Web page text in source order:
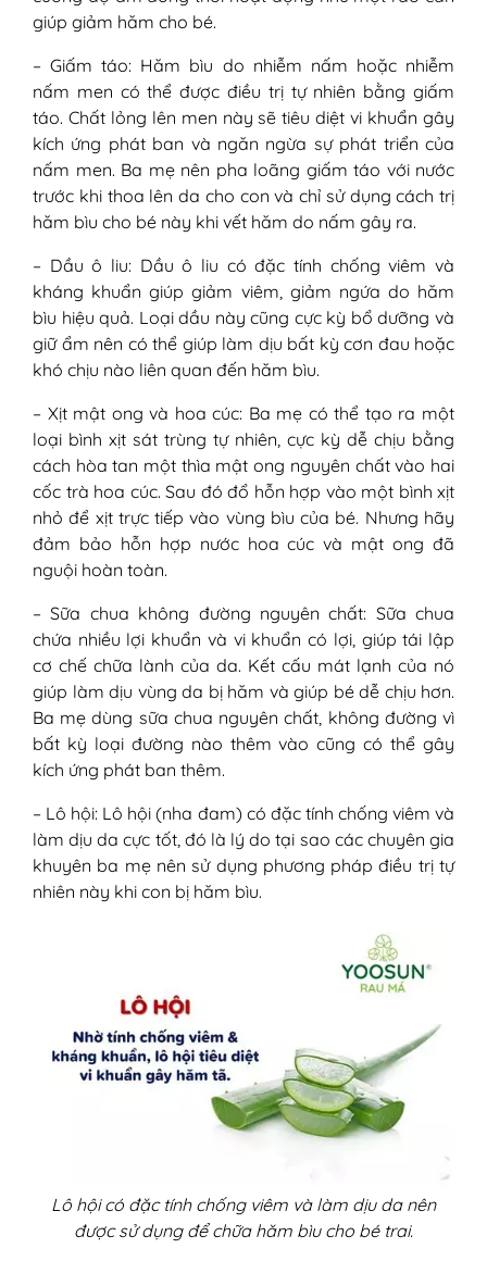
giúp giảm hăm cho bé.
– Giấm táo: Hăm bìu do nhiễm nấm hoặc nhiễm
nấm men có thể được điều trị tự nhiên bằng giấm
táo. Chất lỏng lên men này sẽ tiêu diệt vi khuẩn gây
kích ứng phát ban và ngăn ngừa sự phát triển của
nấm men. Ba mẹ nên pha loãng giấm táo với nước
trước khi thoa lên da cho con và chỉ sử dụng cách trị
hăm bìu cho bé này khi vết hăm do nấm gây ra.
– Dầu ô liu: Dầu ô liu có đặc tính chống viêm và
kháng khuẩn giúp giảm viêm, giảm ngứa do hăm
bìu hiệu quả. Loại dầu này cũng cực kỳ bổ dưỡng và
giữ ẩm nên có thể giúp làm dịu bất kỳ cơn đau hoặc
khó chịu nào liên quan đến hăm bìu.
– Xịt mật ong và hoa cúc: Ba mẹ có thể tạo ra một
loại bình xịt sát trùng tự nhiên, cực kỳ dễ chịu bằng
cách hòa tan một thìa mật ong nguyên chất vào hai
cốc trà hoa cúc. Sau đó đổ hỗn hợp vào một bình xịt
nhỏ để xịt trực tiếp vào vùng bìu của bé. Nhưng hãy
đảm bảo hỗn hợp nước hoa cúc và mật ong đã
nguội hoàn toàn.
– Sữa chua không đường nguyên chất: Sữa chua
chứa nhiều lợi khuẩn và vi khuẩn có lợi, giúp tái lập
cơ chế chữa lành của da. Kết cấu mát lạnh của nó
giúp làm dịu vùng da bị hăm và giúp bé dễ chịu hơn.
Ba mẹ dùng sữa chua nguyên chất, không đường vì
bất kỳ loại đường nào thêm vào cũng có thể gây
kích ứng phát ban thêm.
– Lô hội: Lô hội (nha đam) có đặc tính chống viêm và
làm dịu da cực tốt, đó là lý do tại sao các chuyên gia
khuyên ba mẹ nên sử dụng phương pháp điều trị tự
nhiên này khi con bị hăm bìu.
Lô hội có đặc tính chống viêm và làm dịu da nên
được sử dụng để chữa hăm bìu cho bé trai.